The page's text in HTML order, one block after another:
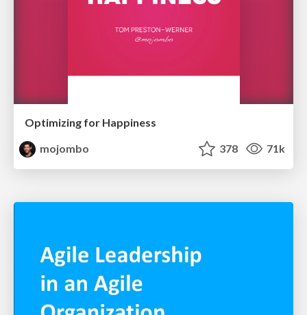
Optimizing for Happiness
mojombo
378 71k